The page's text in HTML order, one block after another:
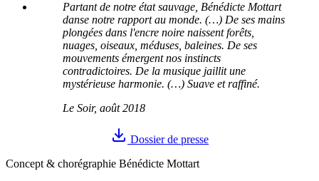
Partant de notre état sauvage, Bénédicte Mottart
danse notre rapport au monde. (…) De ses mains
plongées dans l'encre noire naissent forêts,
nuages, oiseaux, méduses, baleines. De ses
mouvements émergent nos instincts
contradictoires. De la musique jaillit une
mystérieuse harmonie. (…) Suave et raffiné.
Le Soir, août 2018
Dossier de presse
Concept & chorégraphie Bénédicte Mottart